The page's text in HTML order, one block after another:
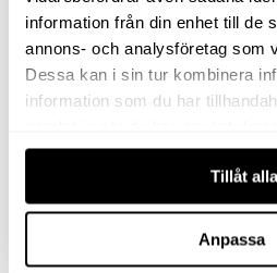
information från din enhet till de
annons- och analysföretag som
Dessa kan i sin tur kombinera
information som du har
Tillåt alla
Anpassa
Golv- &
Munstycke
Motor
Reservdelar
Rör & handtag
Uppsamlingspåsar
Alla produkter